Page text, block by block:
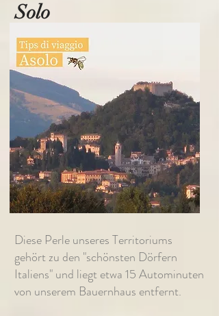
Solo
Diese Perle unseres Territoriums
gehört zu den "schönsten Dörfern
Italiens" und liegt etwa 15 Autominuten
von unserem Bauernhaus entfernt.